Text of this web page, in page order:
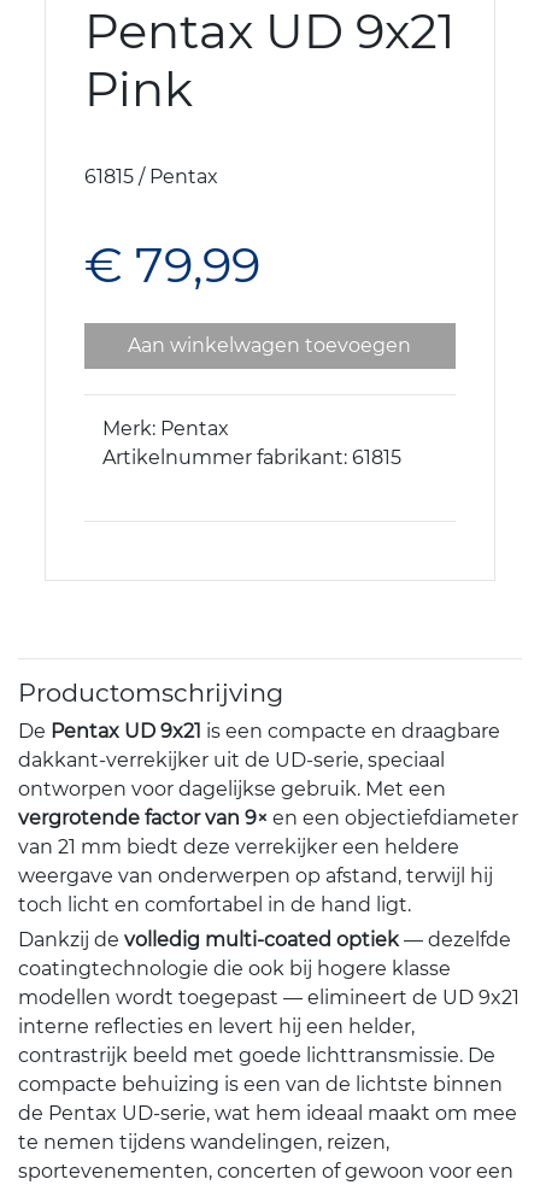
Pentax UD 9x21
Pink
61815 / Pentax
€ 79,99
Aan winkelwagen toevoegen
Merk: Pentax
Artikelnummer fabrikant: 61815
Productomschrijving
De Pentax UD 9x21 is een compacte en draagbare
dakkant-verrekijker uit de UD-serie, speciaal
ontworpen voor dagelijkse gebruik. Met een
vergrotende factor van 9× en een objectiefdiameter
van 21 mm biedt deze verrekijker een heldere
weergave van onderwerpen op afstand, terwijl hij
toch licht en comfortabel in de hand ligt.
Dankzij de volledig multi-coated optiek— dezelfde
coatingtechnologie die ook bij hogere klasse
modellen wordt toegepast — elimineert de UD 9x21
interne reflecties en levert hij een helder,
contrastrijk beeld met goede lichttransmissie. De
compacte behuizing is een van de lichtste binnen
de Pentax UD-serie, wat hem ideaal maakt om mee
te nemen tijdens wandelingen, reizen,
sportevenementen, concerten of gewoon voor een